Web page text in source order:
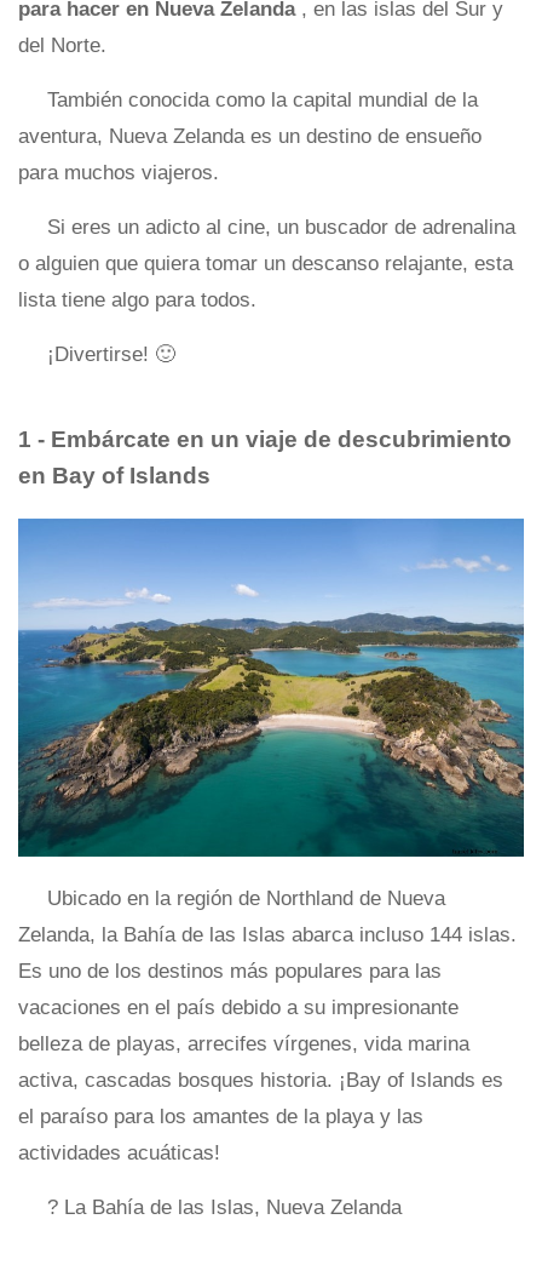
para hacer en Nueva Zelanda , en las islas del Sur y
del Norte.
También conocida como la capital mundial de la
aventura, Nueva Zelanda es un destino de ensueño
para muchos viajeros.
Si eres un adicto al cine, un buscador de adrenalina
o alguien que quiera tomar un descanso relajante, esta
lista tiene algo para todos.
¡Divertirse! 🙂
1 - Embárcate en un viaje de descubrimiento
en Bay of Islands
Ubicado en la región de Northland de Nueva
Zelanda, la Bahía de las Islas abarca incluso 144 islas.
Es uno de los destinos más populares para las
vacaciones en el país debido a su impresionante
belleza de playas, arrecifes vírgenes, vida marina
activa, cascadas bosques historia. ¡Bay of Islands es
el paraíso para los amantes de la playa y las
actividades acuáticas!
? La Bahía de las Islas, Nueva Zelanda